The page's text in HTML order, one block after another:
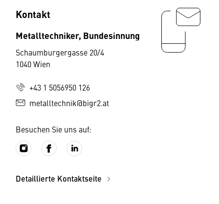
Kontakt
Metalltechniker, Bundesinnung
Schaumburgergasse 20/4
1040 Wien
+43 1 5056950 126
metalltechnik@bigr2.at
Besuchen Sie uns auf:
Detaillierte Kontaktseite